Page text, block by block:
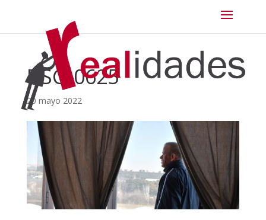
DSC_0625
20 mayo 2022